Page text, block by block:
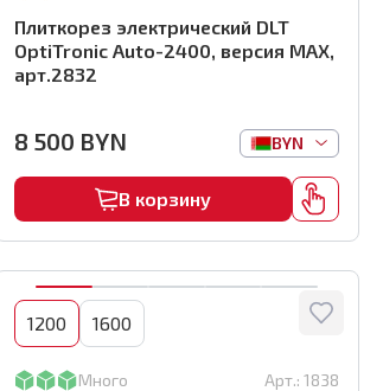
Плиткорез электрический DLT
OptiTronic Auto-2400, версия MAX,
арт.2832
8 500 BYN BYN
В корзину
1200 1600
Много Арт.: 1838